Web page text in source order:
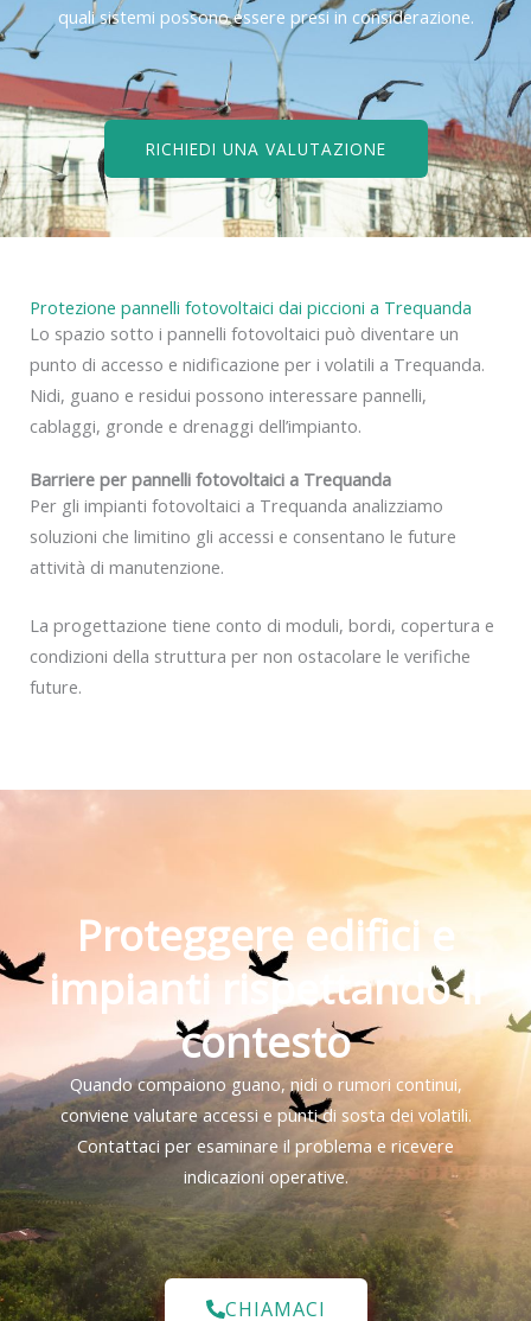
quali sistemi possono essere presi in considerazione.
RICHIEDI UNA VALUTAZIONE
Protezione pannelli fotovoltaici dai piccioni a Trequanda
Lo spazio sotto i pannelli fotovoltaici può diventare un
punto di accesso e nidificazione per i volatili a Trequanda.
Nidi, guano e residui possono interessare pannelli,
cablaggi, gronde e drenaggi dell’impianto.
Barriere per pannelli fotovoltaici a Trequanda
Per gli impianti fotovoltaici a Trequanda analizziamo
soluzioni che limitino gli accessi e consentano le future
attività di manutenzione.
La progettazione tiene conto di moduli, bordi, copertura e
condizioni della struttura per non ostacolare le verifiche
future.
Proteggere edifici e
impianti rispettando il
contesto
Quando compaiono guano, nidi o rumori continui,
conviene valutare accessi e punti di sosta dei volatili.
Contattaci per esaminare il problema e ricevere
indicazioni operative.
CHIAMACI